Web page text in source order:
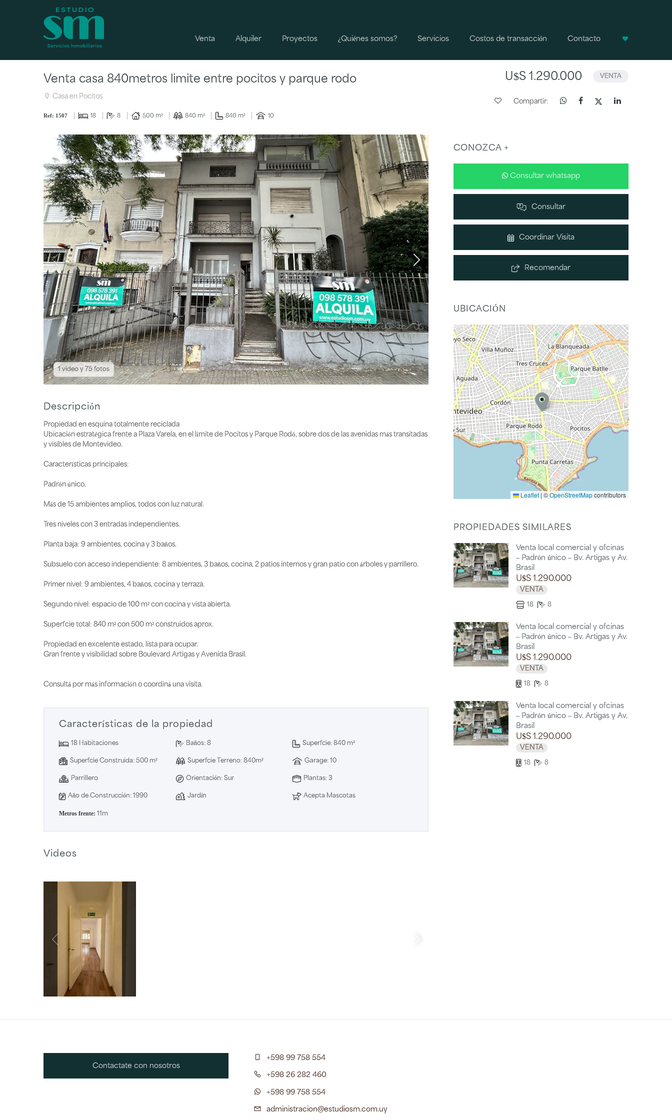
Venta Alquiler Proyectos ¿Quiénes somos? Servicios Costos de transacción Contacto
Venta casa 840metros limite entre pocitos y parque rodo
Casa en Pocitos
Ref: 1507 18 8 500 m² 840 m² 840 m² 10
U$S 1.290.000 VENTA
Compartir:
1 video y 75 fotos
Descripción
Propiedad en esquina totalmente reciclada
Ubicación estratégica frente a Plaza Varela, en el límite de Pocitos y Parque Rodó, sobre dos de las avenidas más transitadas
y visibles de Montevideo.
Características principales:
Padrón único.
Más de 15 ambientes amplios, todos con luz natural.
Tres niveles con 3 entradas independientes.
Planta baja: 9 ambientes, cocina y 3 baños.
Subsuelo con acceso independiente: 8 ambientes, 3 baños, cocina, 2 patios internos y gran patio con árboles y parrillero.
Primer nivel: 9 ambientes, 4 baños, cocina y terraza.
Segundo nivel: espacio de 100 m² con cocina y vista abierta.
Superficie total: 840 m² con 500 m² construidos aprox.
Propiedad en excelente estado, lista para ocupar.
Gran frente y visibilidad sobre Boulevard Artigas y Avenida Brasil.
Consultá por más información o coordiná una visita.
Características de la propiedad
18 Habitaciones Baños: 8 Superficie: 840 m²
Superficie Construida: 500 m² Superficie Terreno: 840m² Garage: 10
Parrillero Orientación: Sur Plantas: 3
Año de Construcción: 1990 Jardín Acepta Mascotas
Metros frente: 11m
Videos
CONOZCA +
Consultar whatsapp
Consultar
Coordinar Visita
Recomendar
UBICACIÓN
Leaflet | ©OpenStreetMapcontributors
PROPIEDADES SIMILARES
Venta local comercial y oficinas
– Padrón único – Bv. Artigas y Av.
Brasil
U$S 1.290.000
VENTA
18 8
Venta local comercial y oficinas
– Padrón único – Bv. Artigas y Av.
Brasil
U$S 1.290.000
VENTA
18 8
Venta local comercial y oficinas
– Padrón único – Bv. Artigas y Av.
Brasil
U$S 1.290.000
VENTA
18 8
Contactate con nosotros
+598 99 758 554
+598 26 282 460
+598 99 758 554
administracion@estudiosm.com.uy